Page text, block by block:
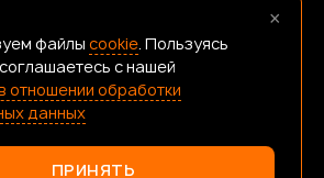
FRANSHIZAERMAK@CONSTANTA-T.RU
Обработки Персональных Данных
×
файлы cookie. Пользуясь
с нашей
отношении обработки
данных
ПРИНЯТЬ